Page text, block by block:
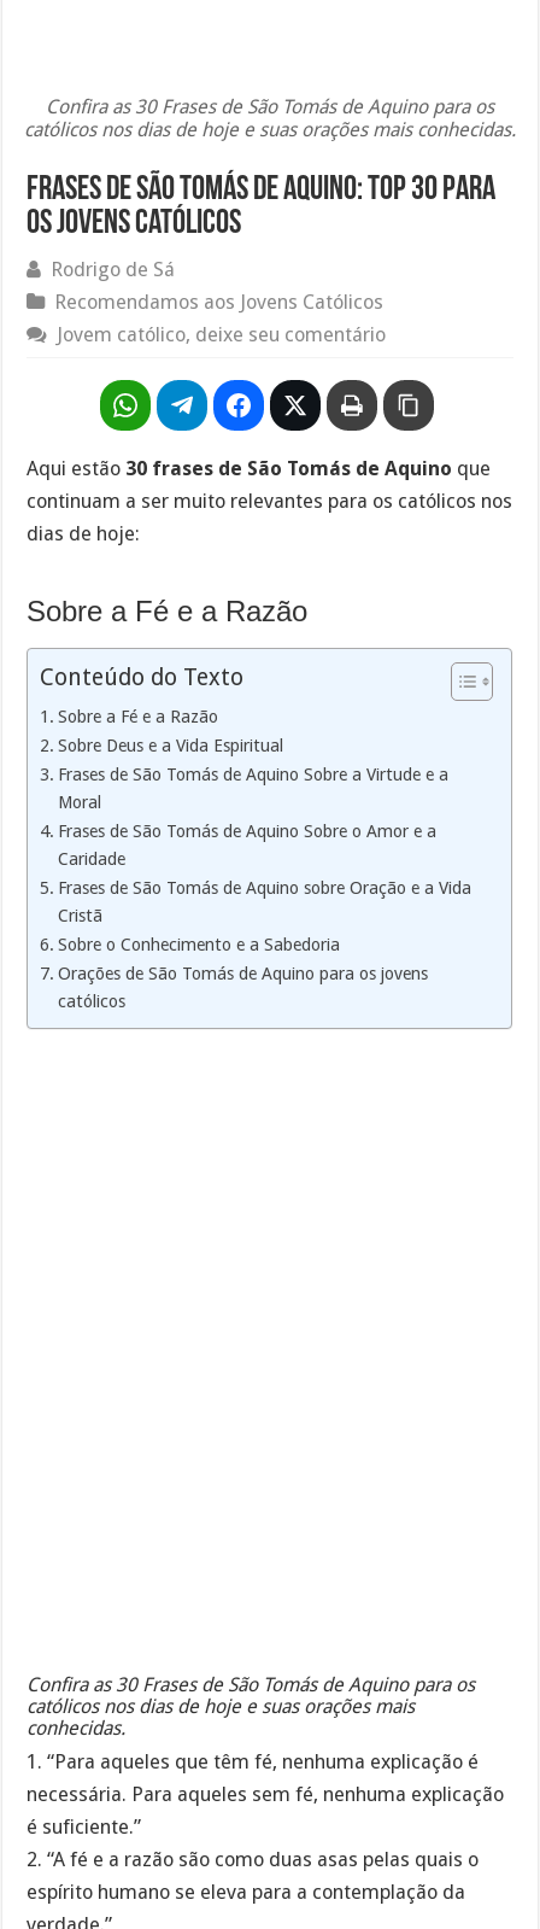
Confira as 30 Frases de São Tomás de Aquino para os
católicos nos dias de hoje e suas orações mais conhecidas.
Frases de São Tomás de Aquino: Top 30 para
os jovens católicos
Rodrigo de Sá
Recomendamos aos Jovens Católicos
Jovem católico, deixe seu comentário
Aqui estão 30 frases de São Tomás de Aquino que
continuam a ser muito relevantes para os católicos nos
dias de hoje:
Sobre a Fé e a Razão
Conteúdo do Texto
Sobre a Fé e a Razão
Sobre Deus e a Vida Espiritual
Frases de São Tomás de Aquino Sobre a Virtude e a
Moral
Frases de São Tomás de Aquino Sobre o Amor e a
Caridade
Frases de São Tomás de Aquino sobre Oração e a Vida
Cristã
Sobre o Conhecimento e a Sabedoria
Orações de São Tomás de Aquino para os jovens
católicos
Confira as 30 Frases de São Tomás de Aquino para os
católicos nos dias de hoje e suas orações mais
conhecidas.
1. “Para aqueles que têm fé, nenhuma explicação é
necessária. Para aqueles sem fé, nenhuma explicação
é suficiente.”
2. “A fé e a razão são como duas asas pelas quais o
espírito humano se eleva para a contemplação da